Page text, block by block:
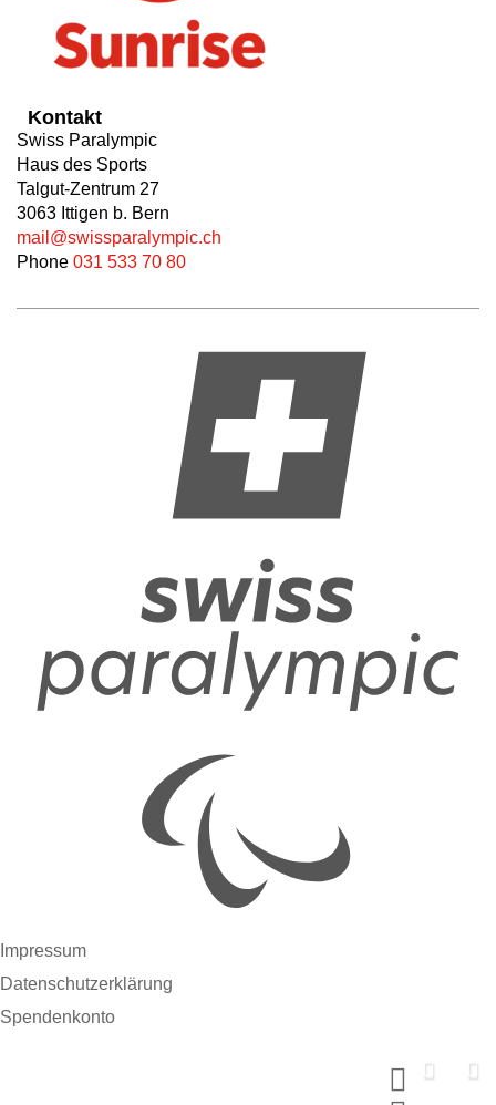
Kontakt
Swiss Paralympic
Haus des Sports
Talgut-Zentrum 27
3063 Ittigen b. Bern
mail@swissparalympic.ch
Phone 031 533 70 80
Impressum
Datenschutzerklärung
Spendenkonto